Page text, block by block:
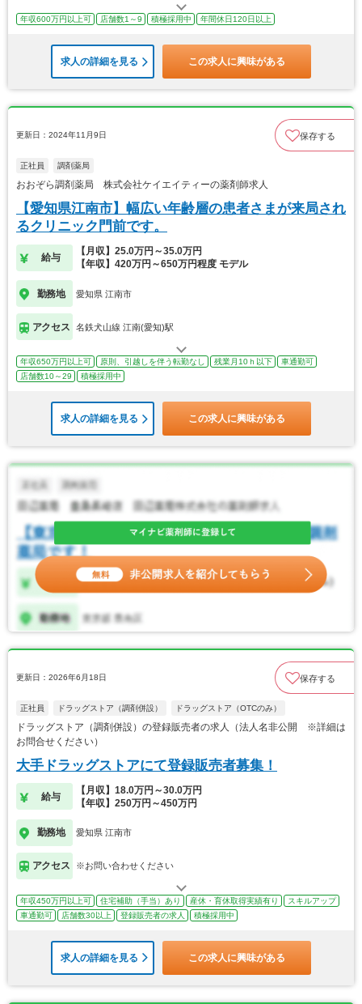
年収600万円以上可 店舗数1～9 積極採用中 年間休日120日以上
求人の詳細を見る この求人に興味がある
更新日：2024年11月9日 保存する
正社員 調剤薬局
おおぞら調剤薬局 株式会社ケイエイティーの薬剤師求人
【愛知県江南市】幅広い年齢層の患者さまが来局され
るクリニック門前です。
給与
【月収】25.0万円～35.0万円
【年収】420万円～650万円程度 モデル
勤務地 愛知県 江南市
アクセス 名鉄犬山線 江南(愛知)駅
年収650万円以上可 原則、引越しを伴う転勤なし 残業月10ｈ以下
車通勤可
店舗数10～29
積極採用中
求人の詳細を見る この求人に興味がある
更新日：2026年6月18日 保存する
正社員 ドラッグストア（調剤併設） ドラッグストア（OTCのみ）
ドラッグストア（調剤併設）の登録販売者の求人（法人名非公開 ※詳細は
お問合せください）
大手ドラッグストアにて登録販売者募集！
給与
【月収】18.0万円～30.0万円
【年収】250万円～450万円
勤務地 愛知県 江南市
アクセス ※お問い合わせください
年収450万円以上可 住宅補助（手当）あり 産休・育休取得実績有り
スキルアップ
車通勤可
店舗数30以上 登録販売者の求人 積極採用中
求人の詳細を見る この求人に興味がある